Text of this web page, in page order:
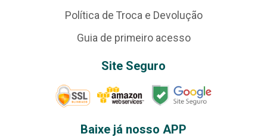
Política de Troca e Devolução
Guia de primeiro acesso
Site Seguro
Baixe já nosso APP